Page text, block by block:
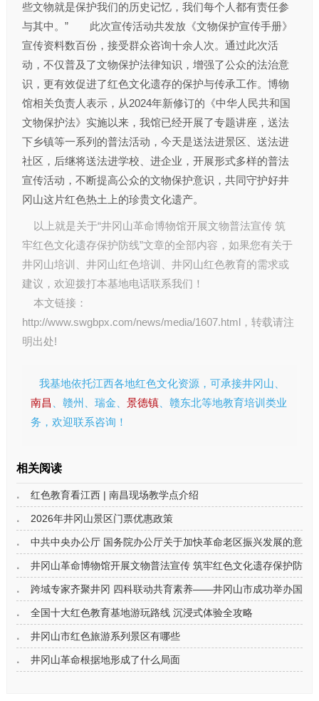
些文物就是保护我们的历史记忆，我们每个人都有责任参
与其中。” 此次宣传活动共发放《文物保护宣传手册》
宣传资料数百份，接受群众咨询十余人次。通过此次活
动，不仅普及了文物保护法律知识，增强了公众的法治意
识，更有效促进了红色文化遗存的保护与传承工作。博物
馆相关负责人表示，从2024年新修订的《中华人民共和国
文物保护法》实施以来，我馆已经开展了专题讲座，送法
下乡镇等一系列的普法活动，今天是送法进景区、送法进
社区，后继将送法进学校、进企业，开展形式多样的普法
宣传活动，不断提高公众的文物保护意识，共同守护好井
冈山这片红色热土上的珍贵文化遗产。
以上就是关于“井冈山革命博物馆开展文物普法宣传 筑
牢红色文化遗存保护防线”文章的全部内容，如果您有关于
井冈山培训
井冈山红色培训 井冈山红色教育的需求或
建议，欢迎拨打本基地电话联系我们！
本文链接：
http://www.swgbpx.com/news/media/1607.html，转载请注
明出处!
我基地依托江西各地红色文化资源，可承接井冈山、
南昌
、赣州、瑞金、 景德镇、赣东北等地教育培训类业
务，欢迎联系咨询！
相关阅读
红色教育看江西 | 南昌现场教学点介绍
2026年井冈山景区门票优惠政策
中共中央办公厅 国务院办公厅关于加快革命老区振兴发展的意见
井冈山革命博物馆开展文物普法宣传 筑牢红色文化遗存保护防线
跨域专家齐聚井冈 四科联动共育素养——井冈山市成功举办国家
全国十大红色教育基地游玩路线 沉浸式体验全攻略
井冈山市红色旅游系列景区有哪些
井冈山革命根据地形成了什么局面